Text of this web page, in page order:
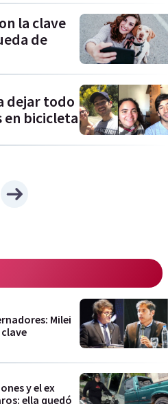
la clave
de
dejar todo
en bicicleta
Milei
y el ex
ella quedó